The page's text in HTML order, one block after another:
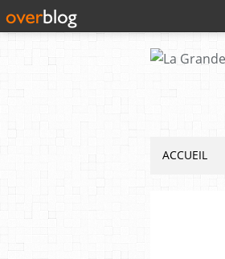
ACCUEIL